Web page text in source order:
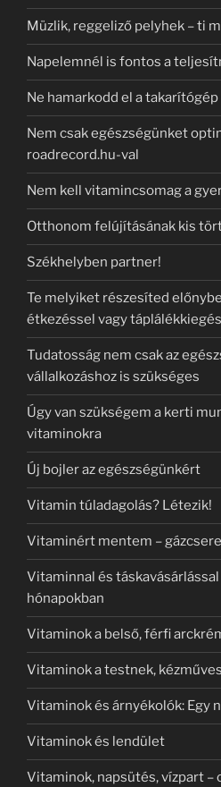
Müzlik, reggeliző pelyhek – ti
Napelemnél is fontos a
Ne hamarkodd el a
Nem csak egészségünket
roadrecord.hu-val
Nem kell vitamincsomag a
Otthonom felújításának kis
Székhelyben partner!
Te melyiket részesíted
étkezéssel vagy
Tudatosság nem csak az
vállalkozáshoz is szükséges
Úgy van szükségem a kerti
vitaminokra
Új bojler az egészségünkért
Vitamin túladagolás? Létezik!
Vitaminért mentem –
Vitaminnal és
hónapokban
Vitaminok a belső, férfi
Vitaminok a testnek,
Vitaminok és árnyékolók: Egy
Vitaminok és lendület
Vitaminok, napsütés, vízpart –